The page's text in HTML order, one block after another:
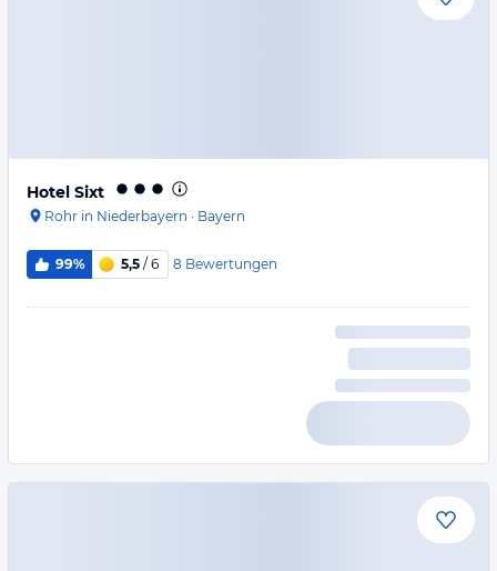
Hotel Sixt
Rohr in Niederbayern · Bayern
99% 5,5 / 6 8 Bewertungen